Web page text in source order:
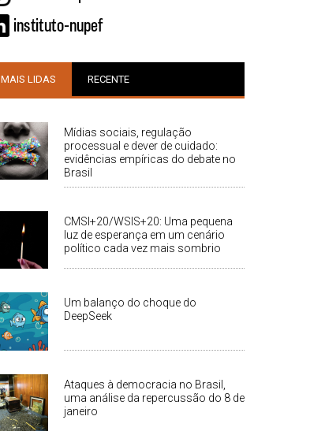
MAIS LIDAS RECENTE
Mídias sociais, regulação
processual e dever de cuidado:
evidências empíricas do debate no
Brasil
CMSI+20/WSIS+20: Uma pequena
luz de esperança em um cenário
político cada vez mais sombrio
Um balanço do choque do
DeepSeek
Ataques à democracia no Brasil,
uma análise da repercussão do 8 de
janeiro